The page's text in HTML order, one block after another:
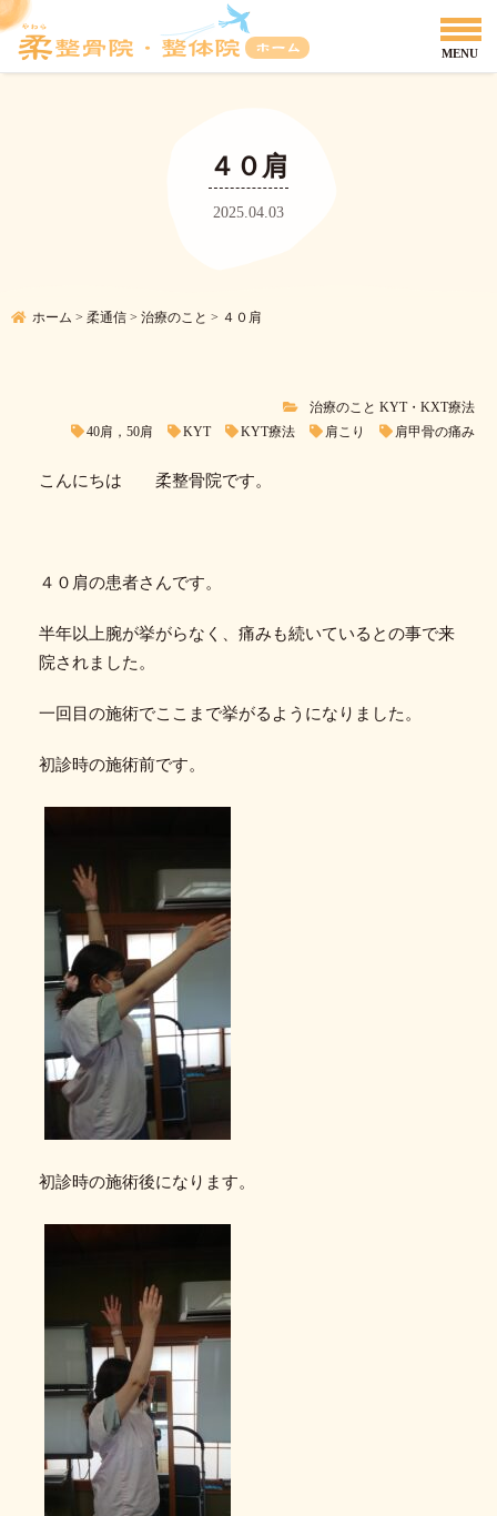
４０肩
2025.04.03
ホーム > 柔通信 > 治療のこと > ４０肩
治療のこと KYT・KXT療法
40肩，50肩
KYT KYT療法 肩こり 肩甲骨の痛み
こんにちは 柔整骨院です。
４０肩の患者さんです。
半年以上腕が挙がらなく、痛みも続いているとの事で来
院されました。
一回目の施術でここまで挙がるようになりました。
初診時の施術前です。
初診時の施術後になります。